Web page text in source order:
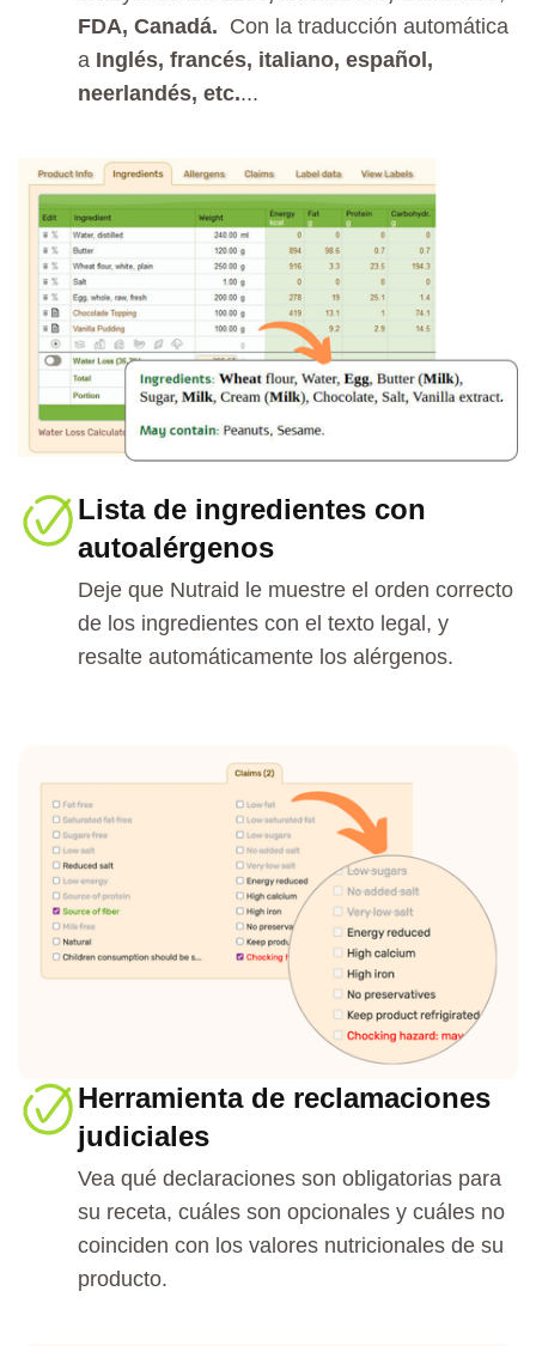
FDA, Canadá. Con la traducción automática
a Inglés, francés, italiano, español,
neerlandés, etc....
Lista de ingredientes con
autoalérgenos
Deje que Nutraid le muestre el orden correcto
de los ingredientes con el texto legal, y
resalte automáticamente los alérgenos.
Herramienta de reclamaciones
judiciales
Vea qué declaraciones son obligatorias para
su receta, cuáles son opcionales y cuáles no
coinciden con los valores nutricionales de su
producto.